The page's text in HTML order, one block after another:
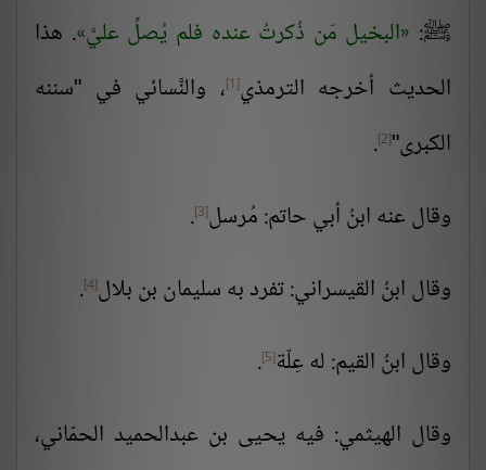
ﷺ: البخيل مَن ذُكرتُ عنده فلم يُصلِّ عليَّ . هذا
الحديث أخرجه الترمذي[1] ، والنَّسائي في "سننه
الكبرى"[2]
.
وقال عنهابنُ أبي حاتم:مُرسل[3]
.
وقال ابنُ القيسراني: تفرد بهسليمانبنبلال[4]
.
وقالابنُ القيم: له عِلّة[5]
.
وقال الهيثمي: فيه يحيى بن عبدالحميد الحمّاني،